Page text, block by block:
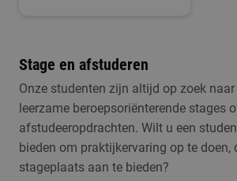
Stage en afstuderen
Onze studenten zijn altijd op zoek
leerzame beroepsoriënterende stages
afstudeeropdrachten. Wilt u een
bieden om praktijkervaring op te doen,
stageplaats aan te bieden?